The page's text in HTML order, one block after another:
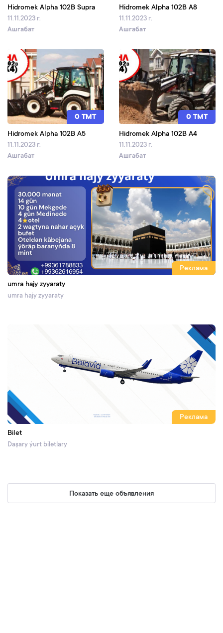
Hidromek Alpha 102B Supra
11.11.2023 г.
Ашгабат
Hidromek Alpha 102B A8
11.11.2023 г.
Ашгабат
0 TMT
Hidromek Alpha 102B A5
11.11.2023 г.
Ашгабат
0 TMT
Hidromek Alpha 102B A4
11.11.2023 г.
Ашгабат
Реклама
umra hajy zyyaraty
umra hajy zyyaraty
Реклама
Bilet
Daşary ýurt biletlary
Показать еще объявления